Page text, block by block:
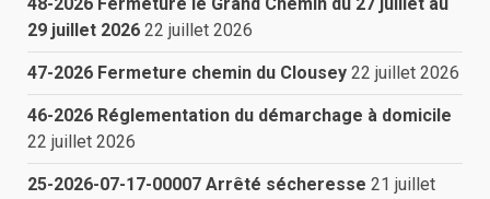
29 juillet 2026 22 juillet 2026
47-2026 Fermeture chemin du Clousey 22 juillet 2026
46-2026 Réglementation du démarchage à domicile
22 juillet 2026
25-2026-07-17-00007 Arrêté sécheresse 21 juillet